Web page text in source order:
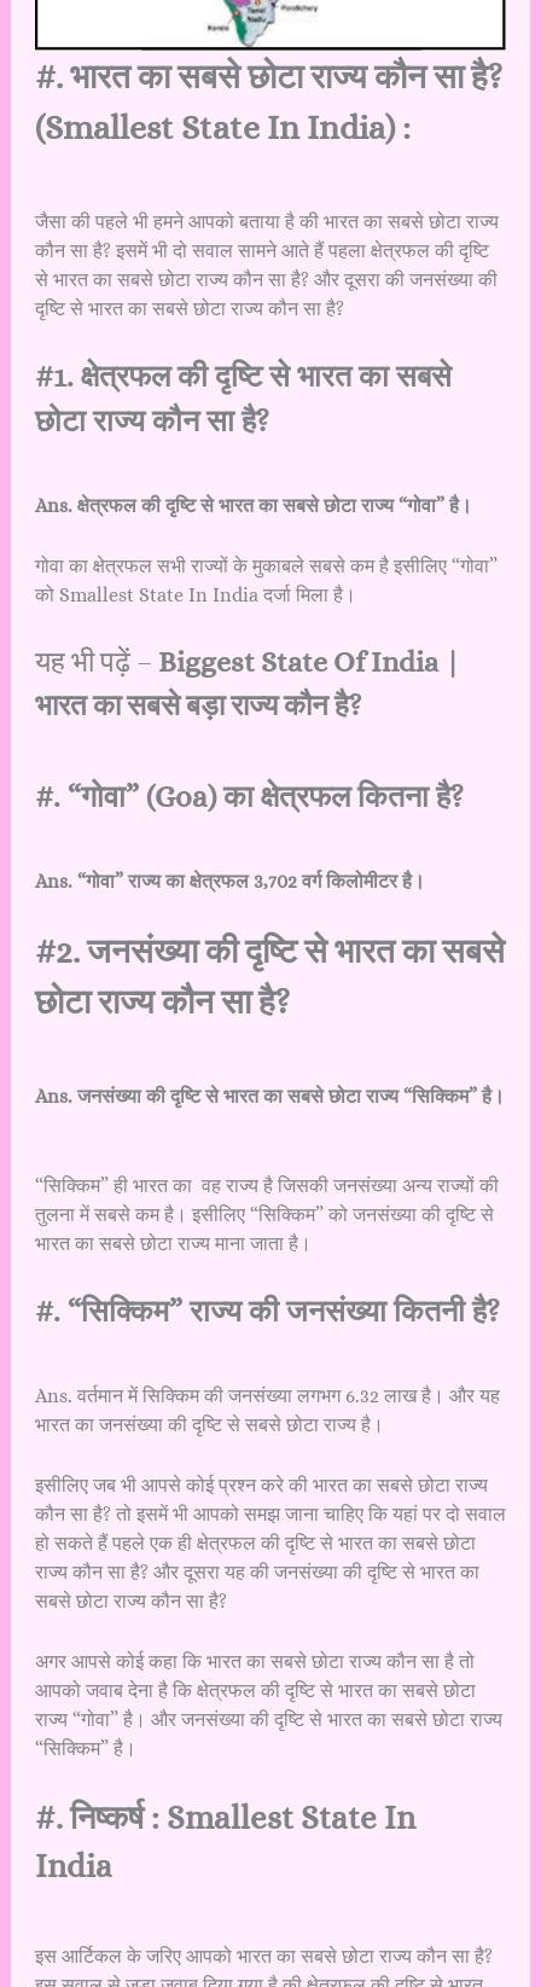
#. भारत का सबसे छोटा राज्य कौन सा है?
(Smallest State In India) :
जैसा की पहले भी हमने आपको बताया है की भारत का सबसे छोटा राज्य
कौन सा है? इसमें भी दो सवाल सामने आते हैं पहला क्षेत्रफल की दृष्टि
से भारत का सबसे छोटा राज्य कौन सा है? और दूसरा की जनसंख्या की
दृष्टि से भारत का सबसे छोटा राज्य कौन सा है?
#1. क्षेत्रफल की दृष्टि से भारत का सबसे
छोटा राज्य कौन सा है?
Ans. क्षेत्रफल की दृष्टि से भारत का सबसे छोटा राज्य “गोवा” है।
गोवा का क्षेत्रफल सभी राज्यों के मुकाबले सबसे कम है इसीलिए “गोवा”
को Smallest State In India दर्जा मिला है।
यह भी पढ़ें – Biggest State Of India |
भारत का सबसे बड़ा राज्य कौन है?
#. “गोवा” (Goa) का क्षेत्रफल कितना है?
Ans. “गोवा” राज्य का क्षेत्रफल 3,702 वर्ग किलोमीटर है।
#2. जनसंख्या की दृष्टि से भारत का सबसे
छोटा राज्य कौन सा है?
Ans. जनसंख्या की दृष्टि से भारत का सबसे छोटा राज्य “सिक्किम” है।
“सिक्किम” ही भारत का वह राज्य है जिसकी जनसंख्या अन्य राज्यों की
तुलना में सबसे कम है। इसीलिए “सिक्किम” को जनसंख्या की दृष्टि से
भारत का सबसे छोटा राज्य माना जाता है।
#. “सिक्किम” राज्य की जनसंख्या कितनी है?
Ans. वर्तमान में सिक्किम की जनसंख्या लगभग 6.32 लाख है। और यह
भारत का जनसंख्या की दृष्टि से सबसे छोटा राज्य है।
इसीलिए जब भी आपसे कोई प्रश्न करे की भारत का सबसे छोटा राज्य
कौन सा है? तो इसमें भी आपको समझ जाना चाहिए कि यहां पर दो सवाल
हो सकते हैं पहले एक ही क्षेत्रफल की दृष्टि से भारत का सबसे छोटा
राज्य कौन सा है? और दूसरा यह की जनसंख्या की दृष्टि से भारत का
सबसे छोटा राज्य कौन सा है?
अगर आपसे कोई कहा कि भारत का सबसे छोटा राज्य कौन सा है तो
आपको जवाब देना है कि क्षेत्रफल की दृष्टि से भारत का सबसे छोटा
राज्य “गोवा” है। और जनसंख्या की दृष्टि से भारत का सबसे छोटा राज्य
“सिक्किम” है।
#. निष्कर्ष : Smallest State In
India
इस आर्टिकल के जरिए आपको भारत का सबसे छोटा राज्य कौन सा है?